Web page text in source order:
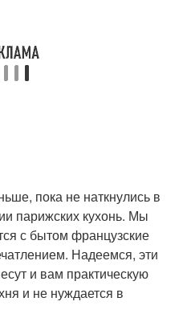
пока не наткнулись в
парижских кухонь. Мы
с бытом французские
Надеемся, эти
и вам практическую
и не нуждается в